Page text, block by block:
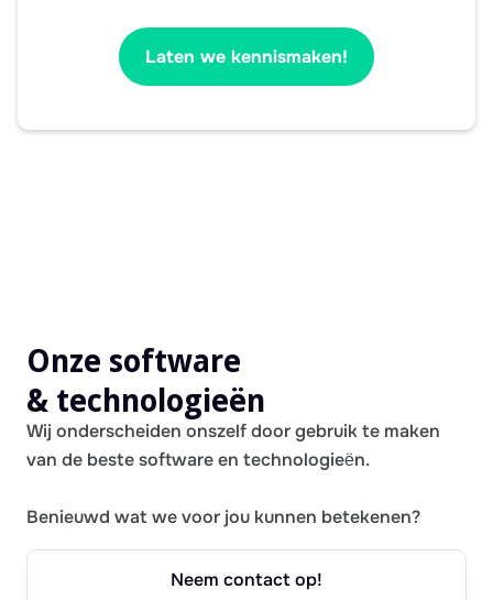
Laten we kennismaken!
Onze software
& technologieën
Wij onderscheiden onszelf door gebruik te maken
van de beste software en technologieën.
Benieuwd wat we voor jou kunnen betekenen?
Neem contact op!